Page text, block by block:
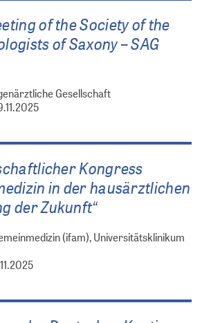
of the Society of the
of Saxony – SAG
Gesellschaft
Kongress
in der hausärztlichen
der Zukunft“
(ifam), Universitätsklinikum